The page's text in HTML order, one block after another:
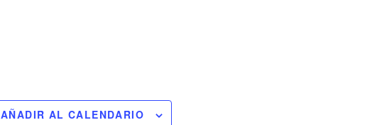
AÑADIR AL CALENDARIO